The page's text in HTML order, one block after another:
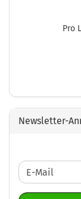
Pro
Newsletter-
WEITER
ZUR
NEWSLETTER-
E-
Mail